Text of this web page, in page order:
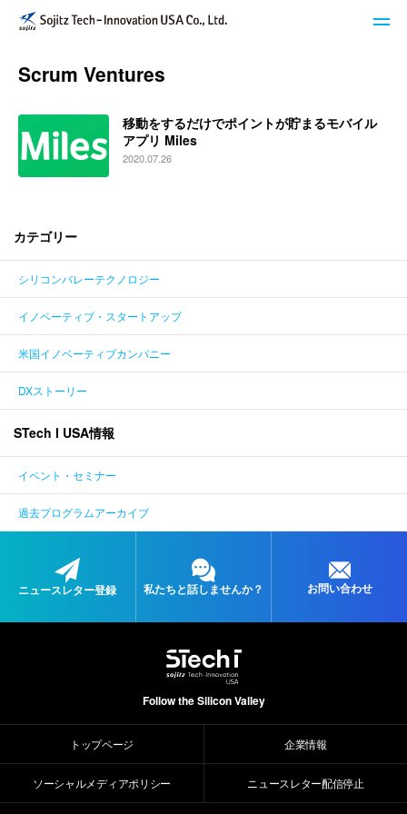
STech I USAのサービス
イベント・セミナー
キーワードで探す
STech I USAについて
ENGLISH
Scrum Ventures
移動をするだけでポイントが貯まるモバイル
アプリ Miles
2020.07.26
カテゴリー
シリコンバレーテクノロジー
イノベーティブ・スタートアップ
米国イノベーティブカンパニー
DXストーリー
STech I USA情報
イベント・セミナー
過去プログラムアーカイブ
ニュースレター登録 私たちと話しませんか？ お問い合わせ
Follow the Silicon Valley
トップページ 企業情報
ソーシャルメディアポリシー ニュースレター配信停止